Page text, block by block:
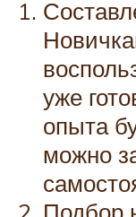
уже
опыта
можно